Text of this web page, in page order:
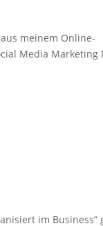
meinem Online-
Media Marketing
im Business“